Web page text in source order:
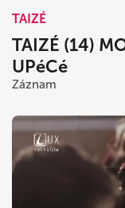
TAIZÉ
TAIZÉ (14)
UPéCé
Záznam